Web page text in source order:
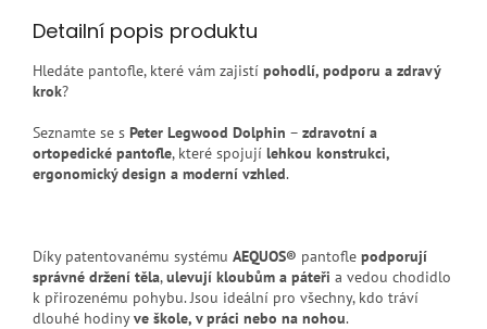
Detailní popis produktu
Hledáte pantofle, které vám zajistí pohodlí, podporu a zdravý
krok?
Seznamte se s Peter Legwood Dolphin – zdravotní a
ortopedické pantofle, které spojují lehkou konstrukci,
ergonomický design a moderní vzhled.
Díky patentovanému systému AEQUOS® pantofle podporují
správné držení těla,ulevují kloubům a páteři a vedou chodidlo
k přirozenému pohybu. Jsou ideální pro všechny, kdo tráví
dlouhé hodinyve škole, v práci nebo na nohou.